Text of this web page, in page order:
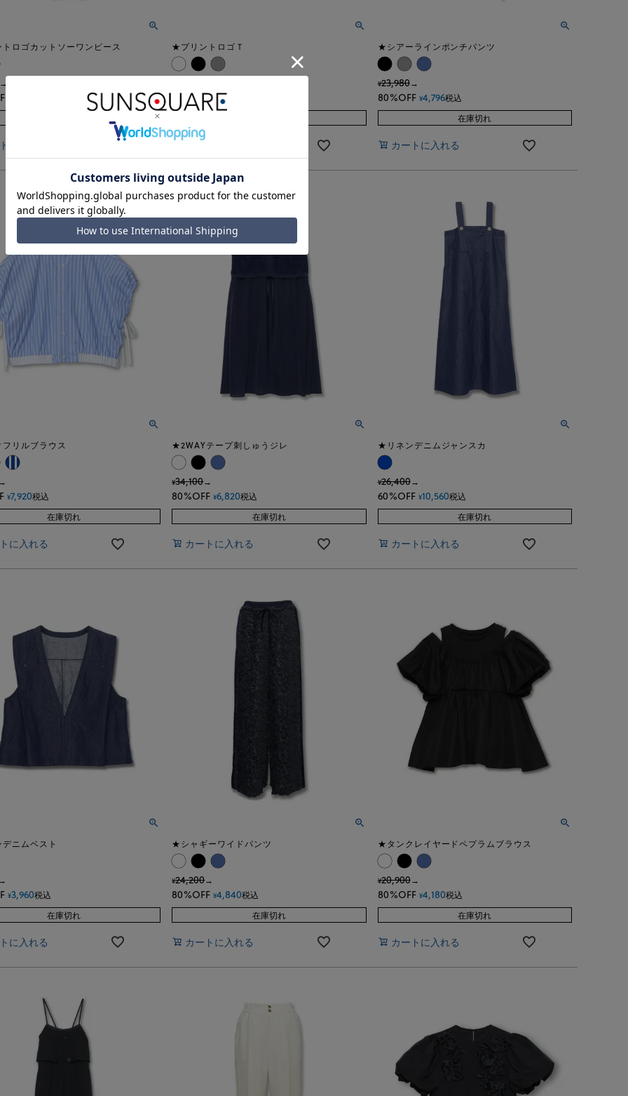
ロゴカットソーワンピース
→
に入れる
★プリントロゴＴ
80%OFF 4,180
カートに入れる
★シアーラインポンチパンツ
¥23,980→
80%OFF ¥4,796税込
在庫切れ
カートに入れる
リルブラウス
¥7,920税込
在庫切れ
に入れる
★2WAYテープ刺しゅうジレ
¥34,100→
80%OFF ¥6,820税込
在庫切れ
カートに入れる
★リネンデニムジャンスカ
¥26,400→
60%OFF ¥10,560税込
在庫切れ
カートに入れる
ニムベスト
¥3,960税込
在庫切れ
に入れる
★シャギーワイドパンツ
¥24,200→
80%OFF ¥4,840税込
在庫切れ
カートに入れる
★タンクレイヤードペプラムブラウス
¥20,900→
80%OFF ¥4,180税込
在庫切れ
カートに入れる